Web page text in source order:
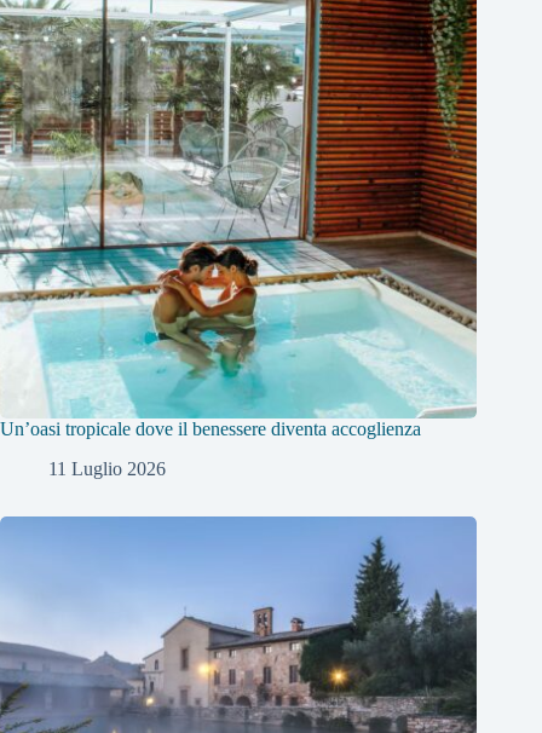
Un’oasi tropicale dove il benessere diventa accoglienza
11 Luglio 2026